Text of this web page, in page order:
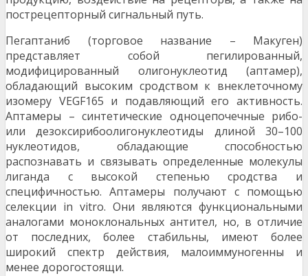
пострецепторный сигнальный путь.
Пегаптаниб (торговое название – Макуген)
представляет собой пегилированный,
модифицированный олигонуклеотид (аптамер),
обладающий высоким сродством к внеклеточному
изомеру VEGF165 и подавляющий его активность.
Аптамеры – синтетические одноцепочечные рибо-
или дезоксирибоолигонуклеотиды длиной 30–100
нуклеотидов, обладающие способностью
распознавать и связывать определенные молекулы
лиганда с высокой степенью сродства и
специфичностью. Аптамеры получают с помощью
селекции in vitro. Они являются функциональными
аналогами моноклональных антител, но, в отличие
от последних, более стабильны, имеют более
широкий спектр действия, малоиммуногенны и
менее дорогостоящи.